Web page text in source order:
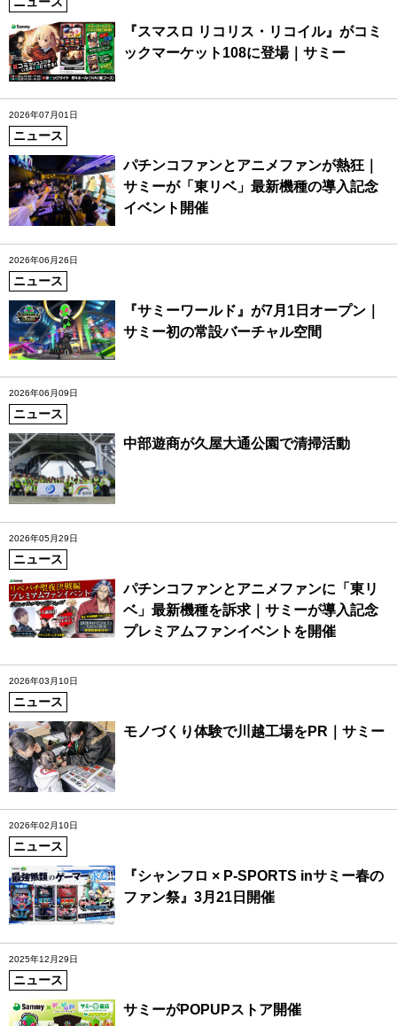
『スマスロ リコリス・リコイル』がコミ
ックマーケット108に登場｜サミー
2026年07月01日
ニュース
パチンコファンとアニメファンが熱狂｜
サミーが「東リベ」最新機種の導入記念
イベント開催
2026年06月26日
ニュース
『サミーワールド』が7月1日オープン｜
サミー初の常設バーチャル空間
2026年06月09日
ニュース
中部遊商が久屋大通公園で清掃活動
2026年05月29日
ニュース
パチンコファンとアニメファンに「東リ
ベ」最新機種を訴求｜サミーが導入記念
プレミアムファンイベントを開催
2026年03月10日
ニュース
モノづくり体験で川越工場をPR｜サミー
2026年02月10日
ニュース
『シャンフロ × P-SPORTS inサミー春の
ファン祭』3月21日開催
2025年12月29日
ニュース
サミーがPOPUPストア開催